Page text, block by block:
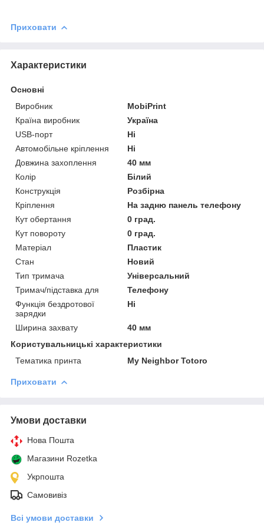
Приховати
Характеристики
Основні
Виробник
MobiPrint
Країна виробник
Україна
USB-порт
Ні
Автомобільне кріплення
Ні
Довжина захоплення
40 мм
Колір
Білий
Конструкція
Розбірна
Кріплення
На задню панель телефону
Кут обертання
0 град.
Кут повороту
0 град.
Матеріал
Пластик
Стан
Новий
Тип тримача
Універсальний
Тримач/підставка для
Телефону
Функція бездротової
зарядки
Ні
Ширина захвату
40 мм
Користувальницькі характеристики
Тематика принта
My Neighbor Totoro
Приховати
Умови доставки
Нова Пошта
Магазини Rozetka
Укрпошта
Самовивіз
Всі умови доставки